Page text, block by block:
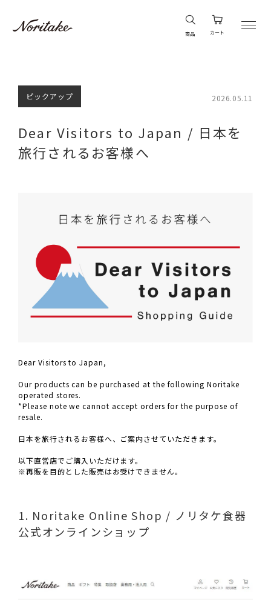
商品 カート
ピックアップ 2026.05.11
Dear Visitors to Japan / 日本を
旅行されるお客様へ
Dear Visitors to Japan,
Our products can be purchased at the following Noritake
operated stores.
*Please note we cannot accept orders for the purpose of
resale.
日本を旅行されるお客様へ、ご案内させていただきます。
以下直営店でご購入いただけます。
※再販を目的とした販売はお受けできません。
1. Noritake Online Shop / ノリタケ食器
公式オンラインショップ